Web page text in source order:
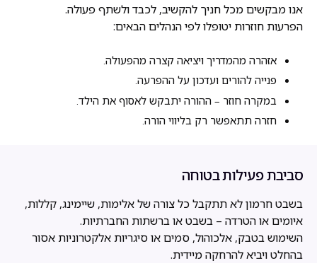
אנו מבקשים מכל חניך להקשיב, לכבד ולשתף פעולה.
הפרעות חוזרות יטופלו לפי הנהלים הבאים:
אזהרה מהמדריך ויציאה קצרה מהפעולה.
פנייה להורים ועדכון על ההפרעה.
במקרה חוזר – ההורה יתבקש לאסוף את הילד.
חזרה תתאפשר רק בליווי הורה.
סביבת פעילות בטוחה
בשבט חרמון לא תתקבל כל צורה של אלימות, שיימינג, קללות,
איומים או הטרדה – בשבט או ברשתות החברתיות.
השימוש בטבק, אלכוהול, סמים או סיגריות אלקטרוניות אסור
בהחלט ויביא להרחקה מיידית.